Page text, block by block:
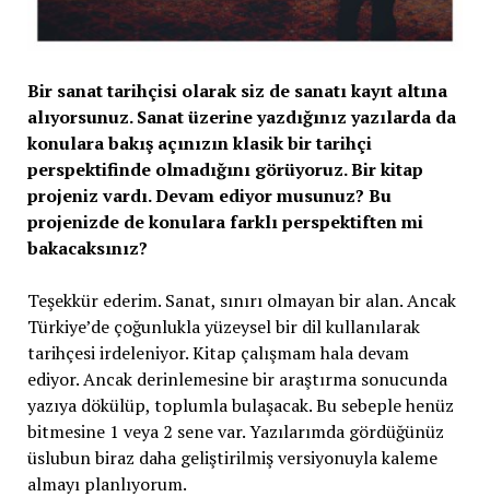
Bir sanat tarihçisi olarak siz de sanatı kayıt altına
alıyorsunuz. Sanat üzerine yazdığınız yazılarda da
konulara bakış açınızın klasik bir tarihçi
perspektifinde olmadığını görüyoruz. Bir kitap
projeniz vardı. Devam ediyor musunuz? Bu
projenizde de konulara farklı perspektiften mi
bakacaksınız?
Teşekkür ederim. Sanat, sınırı olmayan bir alan. Ancak
Türkiye’de çoğunlukla yüzeysel bir dil kullanılarak
tarihçesi irdeleniyor. Kitap çalışmam hala devam
ediyor. Ancak derinlemesine bir araştırma sonucunda
yazıya dökülüp, toplumla bulaşacak. Bu sebeple henüz
bitmesine 1 veya 2 sene var. Yazılarımda gördüğünüz
üslubun biraz daha geliştirilmiş versiyonuyla kaleme
almayı planlıyorum.